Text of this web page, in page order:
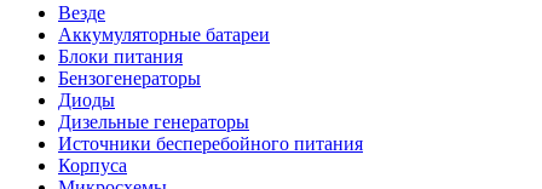
Везде
Аккумуляторные батареи
Блоки питания
Бензогенераторы
Диоды
Дизельные генераторы
Источники бесперебойного питания
Корпуса